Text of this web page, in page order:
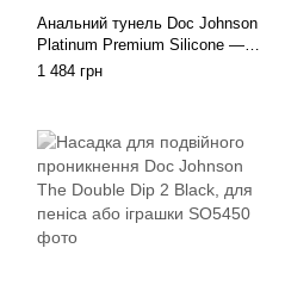
Анальний тунель Doc Johnson
Platinum Premium Silicone —
The Stretch — Small — Black
1 484 грн